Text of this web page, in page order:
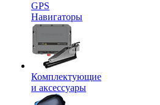
GPS
Навигаторы
Комплектующие
и аксессуары